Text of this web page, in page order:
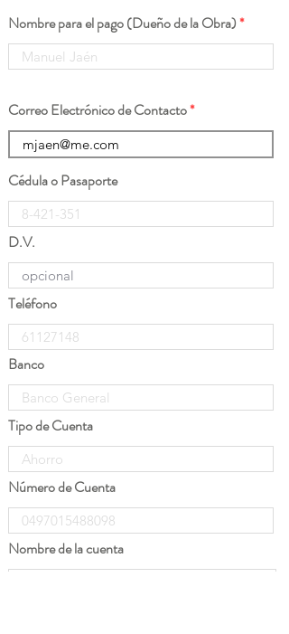
Nombre para el pago (Dueño de la Obra)
Correo Electrónico de Contacto
Cédula o Pasaporte
D.V.
Teléfono
Banco
Tipo de Cuenta
Número de Cuenta
Nombre de la cuenta